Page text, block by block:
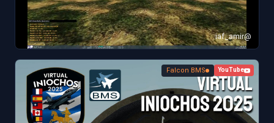
@iaf_amir
YouTube
Falcon BMS